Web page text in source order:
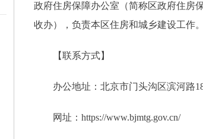
政府住房保障办公室（简称区政府住房
收办），负责本区住房和城乡建设工作。
【联系方式】
办公地址：北京市门头沟区滨河路
网址：https://www.bjmtg.gov.cn/